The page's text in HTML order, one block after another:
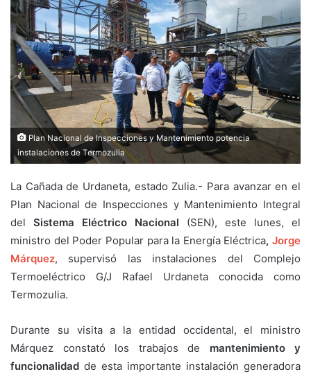
Plan Nacional de Inspecciones y Mantenimiento potencia
instalaciones de Termozulia
La Cañada de Urdaneta, estado Zulia.- Para avanzar en el
Plan Nacional de Inspecciones y Mantenimiento Integral
del Sistema Eléctrico Nacional (SEN), este lunes, el
ministro del Poder Popular para la Energía Eléctrica, Jorge
Márquez, supervisó las instalaciones del Complejo
Termoeléctrico G/J Rafael Urdaneta conocida como
Termozulia.
Durante su visita a la entidad occidental, el ministro
Márquez constató los trabajos de mantenimiento y
funcionalidad de esta importante instalación generadora